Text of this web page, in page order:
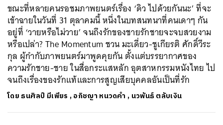
ขณะที่หลายคนรอชมภาพยนตร์เรื่อง ‘ดิว ไปด้วยกันนะ’ ที่จะ
เข้าฉายในวันที่ 31 ตุลาคมนี้ หนึ่งในบทสนทนาที่คนเดาๆ กัน
อยู่ที่ ‘วายหรือไม่วาย’ จนถึงรักของชายรักชายจะจบสวยงาม
หรือเปล่า? The Momentum ชวน มะเดี่ยว-ชูเกียรติ ศักดิ์วีระ
กุล ผู้กำกับภาพยนตร์มาพูดคุยกัน ตั้งแต่บรรยากาศของ
ความรักชาย-ชาย ในสื่อกระแสหลัก อุตสาหกรรมหนังไทย ไป
จนถึงเรื่องของรักแท้และการสูญเสียบุคคลอันเป็นที่รัก
โดย ธนศิลป์ มีเพียร ,อภิชญา หนวดคำ , นวพันธ์ ตลับเงิน